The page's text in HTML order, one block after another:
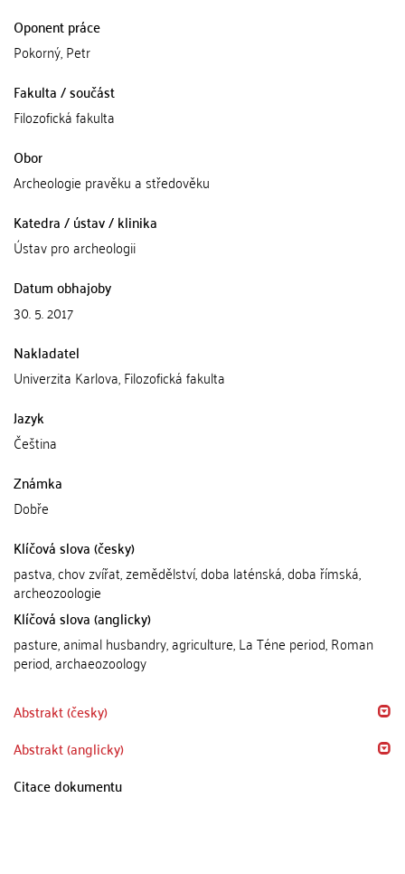
Oponent práce
Pokorný, Petr
Fakulta / součást
Filozofická fakulta
Obor
Archeologie pravěku a středověku
Katedra / ústav / klinika
Ústav pro archeologii
Datum obhajoby
30. 5. 2017
Nakladatel
Univerzita Karlova, Filozofická fakulta
Jazyk
Čeština
Známka
Dobře
Klíčová slova (česky)
pastva, chov zvířat, zemědělství, doba laténská, doba římská,
archeozoologie
Klíčová slova (anglicky)
pasture, animal husbandry, agriculture, La Téne period, Roman
period, archaeozoology
Abstrakt (česky)
Abstrakt (anglicky)
Citace dokumentu